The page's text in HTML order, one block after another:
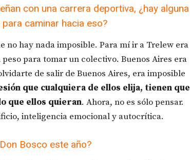
con una carrera deportiva, ¿hay alguna
caminar hacia eso?
no hay nada imposible. Para mí ir a Trelew era
para tomar un colectivo. Buenos Aires era
de salir de Buenos Aires, era imposible
que cualquiera de ellos elija, tienen que
que ellos quieran. Ahora, no es sólo pensar.
inteligencia emocional y autocrítica.
Bosco este año?